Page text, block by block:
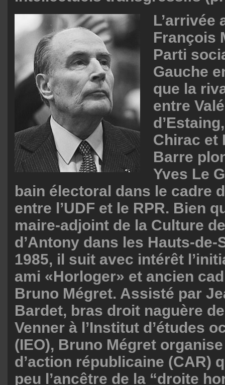
L’arrivée
François
Parti
Gauche
que la
entre
Chirac et
Barre
Yves Le
bain électoral dans le cadre
entre l’UDF et le RPR. Bien
maire-adjoint de la Culture
d’Antony dans les Hauts-de-
1985, il suit avec intérêt
ami «Horloger» et ancien
Bruno Mégret. Assisté par
Bardet, bras droit naguère
Venner à l’Institut d’études
(IEO), Bruno Mégret
d’action républicaine (CAR)
peu l’ancêtre de la “droite